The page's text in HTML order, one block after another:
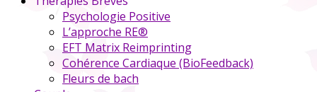
Psychologie Positive
L’approche RE®
EFT Matrix Reimprinting
Cohérence Cardiaque (BioFeedback)
Fleurs de bach